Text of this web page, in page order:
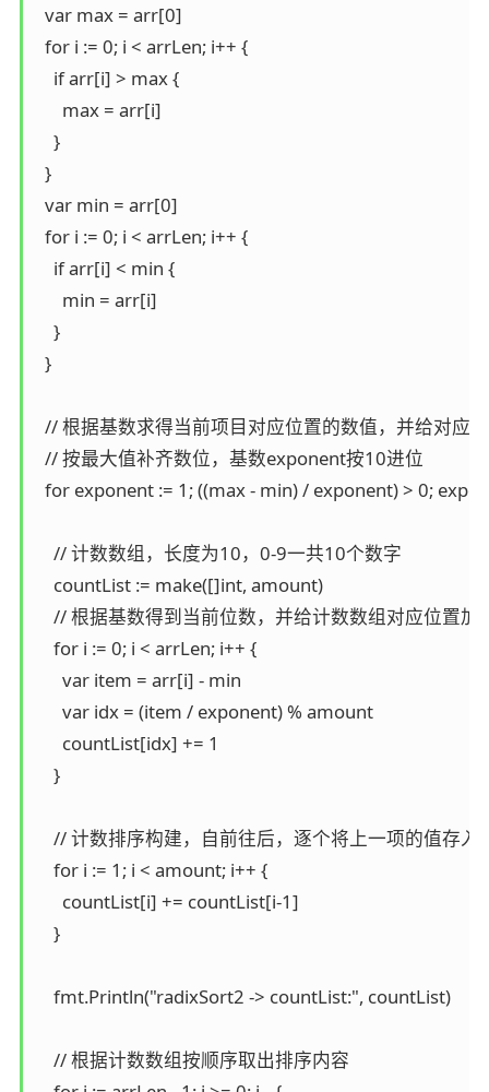
  var max = arr[0]
  for i := 0; i < arrLen; i++ {
    if arr[i] > max {
      max = arr[i]
    }
  }
  var min = arr[0]
  for i := 0; i < arrLen; i++ {
    if arr[i] < min {
      min = arr[i]
    }
  }
// 根据基数求得当前项目对应位置的数值，并给对应
  // 按最大值补齐数位，基数exponent按10进位
for exponent := 1; ((max - min) / exponent) > 0;
    // 计数数组，长度为10，0-9一共10个数字
    countList := make([]int, amount)
    // 根据基数得到当前位数，并给计数数组对应位置加1
    for i := 0; i < arrLen; i++ {
      var item = arr[i] - min
      var idx = (item / exponent) % amount
      countList[idx] += 1
    }
// 计数排序构建，自前往后，逐个将上一项的值存入
    for i := 1; i < amount; i++ {
      countList[i] += countList[i-1]
    }
    fmt.Println("radixSort2 -> countList:", countList)
    // 根据计数数组按顺序取出排序内容